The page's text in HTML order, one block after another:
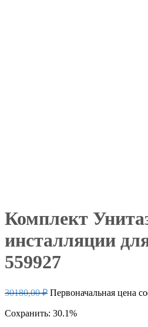
Комплект
инсталляции
559927
30180,00₽ Первоначальная цена
Сохранить: 30.1%